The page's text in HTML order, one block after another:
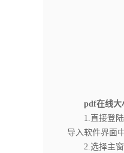
pdf在线大小
1.直接登陆官
导入软件界面中
2.选择主窗口